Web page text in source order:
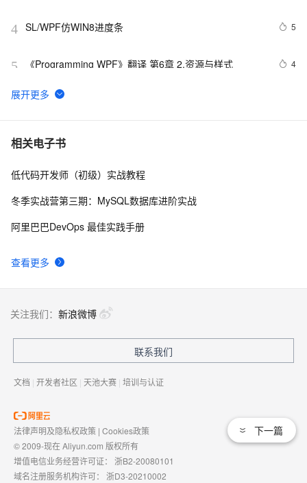
4 SL/WPF仿WIN8进度条 5
5 《Programming WPF》翻译 第6章 2.资源与样式 4
6
WPF与多媒体：解锁音频视频播放新姿势——从界面设
的多媒体功能
7 C# WPF获取任务栏时间区域的Rectangle
8 《Programming WPF》翻译 第9章 3.自定义功能
用，实现跨环境一致性的开发与部署
了？
相关电子书
查看更多
低代码开发师（初级）实战教程
冬季实战营第三期：MySQL数据库进阶实战
阿里巴巴DevOps 最佳实践手册
下一篇
关注我们： 新浪微博
联系我们
文档 | 开发者社区 | 天池大赛 | 培训与认证
法律声明及隐私权政策 | Cookies政策
© 2009-现在 Aliyun.com 版权所有
增值电信业务经营许可证： 浙B2-20080101
域名注册服务机构许可： 浙D3-20210002